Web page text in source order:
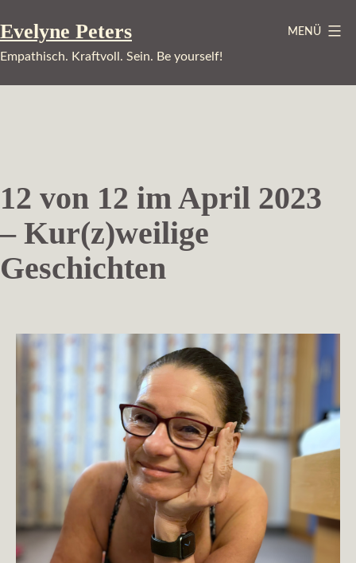
Inhalt
springen
Evelyne Peters
Empathisch. Kraftvoll. Sein. Be yourself!
MENÜ
12 von 12 im April 2023
– Kur(z)weilige
Geschichten